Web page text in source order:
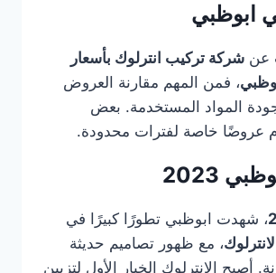
ابوظبي
عن شركة تركيب انترلوك بأسعار
، فمن المهم مقارنة العروض
المواد المستخدمة. بعض
عروضًا خاصة لفترات محدودة.
2023
، شهدت ابوظبي تطورًا كبيرًا في
، مع ظهور تصاميم حديثة
أصبح الانترلوك الخيار الأول لتزيين